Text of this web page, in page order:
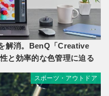
解消。BenQ「Creative
と効率的な色管理に迫る
スポーツ・アウトドア